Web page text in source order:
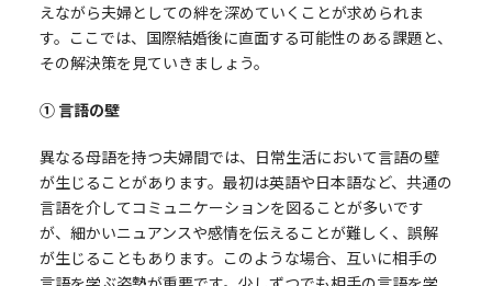
えながら夫婦としての絆を深めていくことが求められま
す。ここでは、国際結婚後に直面する可能性のある課題と、
その解決策を見ていきましょう。
① 言語の壁
異なる母語を持つ夫婦間では、日常生活において言語の壁
が生じることがあります。最初は英語や日本語など、共通の
言語を介してコミュニケーションを図ることが多いです
が、細かいニュアンスや感情を伝えることが難しく、誤解
が生じることもあります。このような場合、互いに相手の